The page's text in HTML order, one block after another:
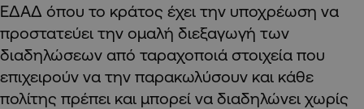
ΕΔΑΔ όπου το κράτος έχει την υποχρέωση να
προστατεύει την ομαλή διεξαγωγή των
διαδηλώσεων από ταραχοποιά στοιχεία που
επιχειρούν να την παρακωλύσουν και κάθε
πολίτης πρέπει και μπορεί να διαδηλώνει χωρίς